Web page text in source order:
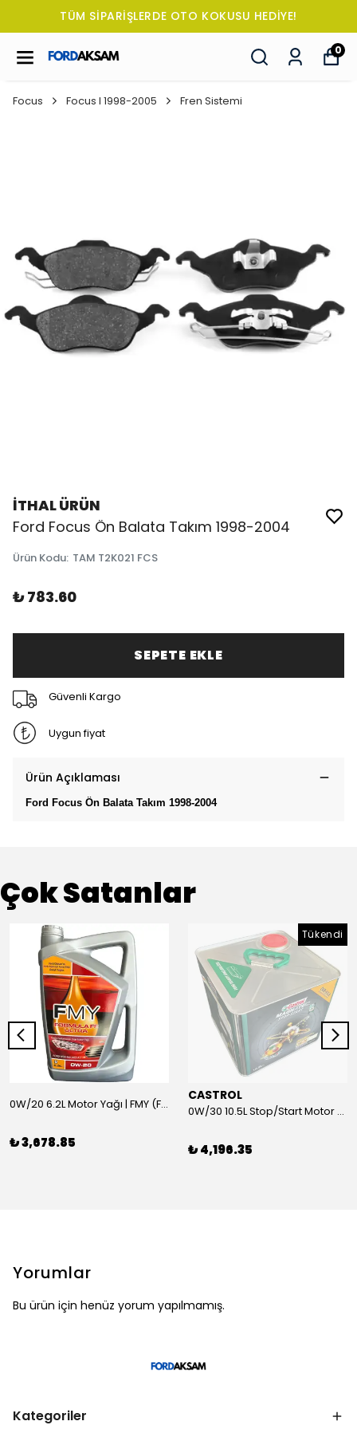
TÜM SİPARİŞLERDE OTO KOKUSU HEDİYE!
0
Focus Focus I 1998-2005 Fren Sistemi
İTHAL ÜRÜN
Ford Focus Ön Balata Takım 1998-2004
Ürün Kodu: TAM T2K021 FCS
₺ 783.60
SEPETE EKLE
Güvenli Kargo
Uygun fiyat
Ürün Açıklaması
Ford Focus Ön Balata Takım 1998-2004
Çok Satanlar
0W/20 6.2L Motor Yağı | FMY (Ford Motor Yağları)
₺ 3,678.85
Tükendi
CASTROL
0W/30 10.5L Stop/Start Motor Yağı | CASTROL
₺ 4,196.35
Yorumlar
Bu ürün için henüz yorum yapılmamış.
Kategoriler